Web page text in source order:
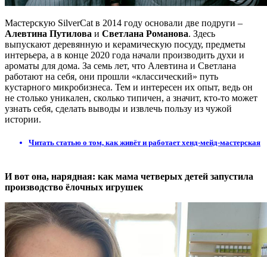
Мастерскую SilverCat в 2014 году основали две подруги –
Алевтина Путилова и Светлана Романова. Здесь
выпускают деревянную и керамическую посуду, предметы
интерьера, а в конце 2020 года начали производить духи и
ароматы для дома. За семь лет, что Алевтина и Светлана
работают на себя, они прошли «классический» путь
кустарного микробизнеса. Тем и интересен их опыт, ведь он
не столько уникален, сколько типичен, а значит, кто-то может
узнать себя, сделать выводы и извлечь пользу из чужой
истории.
Читать статью о том, как живёт и работает хенд-мейд-мастерская
И вот она, нарядная: как мама четверых детей запустила
производство ёлочных игрушек